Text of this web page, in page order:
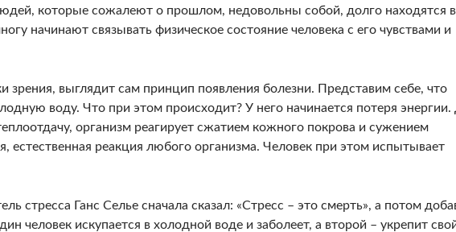
которые сожалеют о прошлом, недовольны собой, долго находятся в
начинают связывать физическое состояние человека с его чувствами и
зрения, выглядит сам принцип появления болезни. Представим себе, что
воду. Что при этом происходит? У него начинается потеря энергии.
организм реагирует сжатием кожного покрова и сужением
естественная реакция любого организма. Человек при этом испытывает
стресса Ганс Селье сначала сказал: «Стресс – это смерть», а потом
человек искупается в холодной воде и заболеет, а второй – укрепит